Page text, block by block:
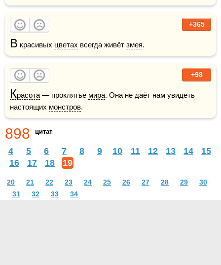
+365
В красивых цветах всегда живёт змея.
+98
Красота — проклятье мира. Она не даёт нам увидеть
настоящих монстров.
898 цитат
4 5 6 7 8 9 10 11 12 13 14
15
16
17 18 19
20 21 22 23 24 25 26 27 28 29
30
31
32 33 34